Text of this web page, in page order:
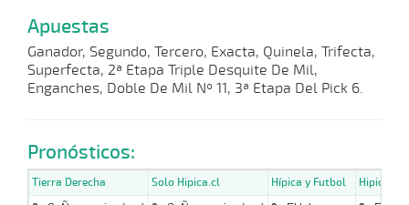
Apuestas
Ganador, Segundo, Tercero, Exacta, Quinela, Trifecta,
Superfecta, 2ª Etapa Triple Desquite De Mil,
Enganches, Doble De Mil Nº 11, 3ª Etapa Del Pick 6.
Pronósticos:
Tierra Derecha Solo Hipica.cl Hípica y Futbol Hipicos.cl